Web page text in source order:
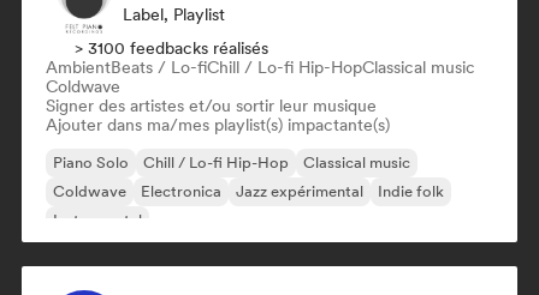
Label, Playlist
> 3100 feedbacks réalisés
AmbientBeats / Lo-fiChill / Lo-fi Hip-HopClassical music
Coldwave
Signer des artistes et/ou sortir leur musique
Ajouter dans ma/mes playlist(s) impactante(s)
Piano Solo Chill / Lo-fi Hip-Hop
Classical music
Coldwave
Electronica Jazz expérimental
Indie folk
Instrumental